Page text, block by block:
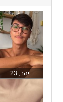
יהב, 23